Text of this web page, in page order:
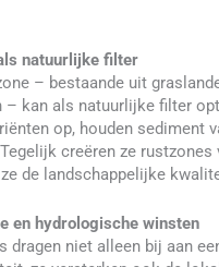
natuurlijke filter
– bestaande uit
– kan als natuurlijke filter
op, houden sediment
creëren ze rustzones
de landschappelijke
en hydrologische winsten
dragen niet alleen bij aan